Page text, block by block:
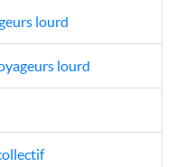
lourd
lourd